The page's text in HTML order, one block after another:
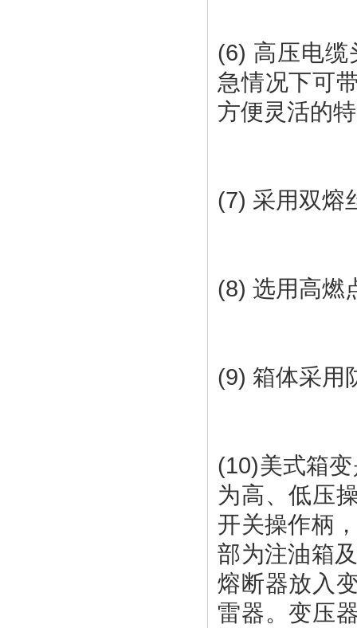
(6) 高压电缆
急情况下可
(10)美式箱
为高、低压
开关操作柄
部为注油箱
熔断器放入
雷器。变压